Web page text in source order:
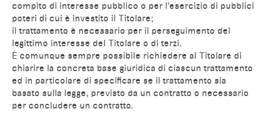
compito di interesse pubblico o per l'esercizio di pubblici
poteri di cui è investito il Titolare;
il trattamento è necessario per il perseguimento del
legittimo interesse del Titolare o di terzi.
È comunque sempre possibile richiedere al Titolare di
chiarire la concreta base giuridica di ciascun trattamento
ed in particolare di specificare se il trattamento sia
basato sulla legge, previsto da un contratto o necessario
per concludere un contratto.